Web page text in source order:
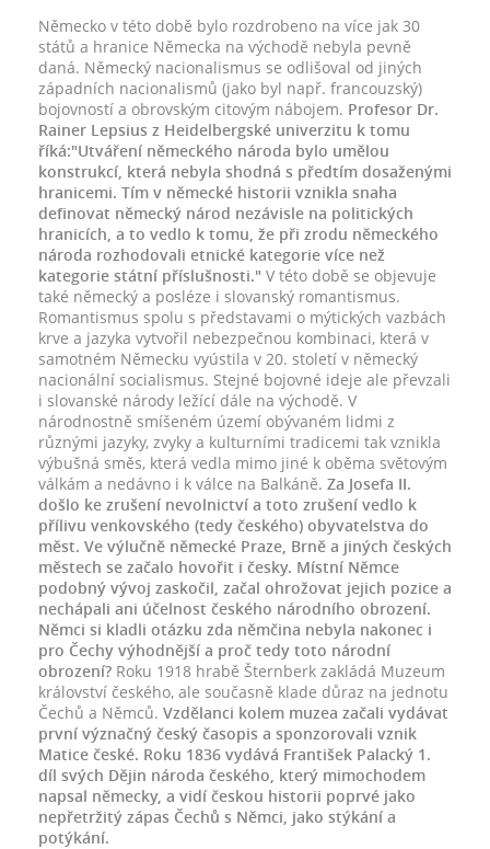
Německo v této době bylo rozdrobeno na více jak 30
států a hranice Německa na východě nebyla pevně
daná. Německý nacionalismus se odlišoval od jiných
západních nacionalismů (jako byl např. francouzský)
bojovností a obrovským citovým nábojem. Profesor Dr.
Rainer Lepsius z Heidelbergské univerzitu k tomu
říká:"Utváření německého národa bylo umělou
konstrukcí, která nebyla shodná s předtím dosaženými
hranicemi. Tím v německé historii vznikla snaha
definovat německý národ nezávisle na politických
hranicích, a to vedlo k tomu, že při zrodu německého
národa rozhodovali etnické kategorie více než
kategorie státní příslušnosti." V této době se objevuje
také německý a posléze i slovanský romantismus.
Romantismus spolu s představami o mýtických vazbách
krve a jazyka vytvořil nebezpečnou kombinaci, která v
samotném Německu vyústila v 20. století v německý
nacionální socialismus. Stejné bojovné ideje ale převzali
i slovanské národy ležící dále na východě. V
národnostně smíšeném území obývaném lidmi z
různými jazyky, zvyky a kulturními tradicemi tak vznikla
výbušná směs, která vedla mimo jiné k oběma světovým
válkám a nedávno i k válce na Balkáně. Za Josefa II.
došlo ke zrušení nevolnictví a toto zrušení vedlo k
přílivu venkovského (tedy českého) obyvatelstva do
měst. Ve výlučně německé Praze, Brně a jiných českých
městech se začalo hovořit i česky. Místní Němce
podobný vývoj zaskočil, začal ohrožovat jejich pozice a
nechápali ani účelnost českého národního obrození.
Němci si kladli otázku zda němčina nebyla nakonec i
pro Čechy výhodnější a proč tedy toto národní
obrození? Roku 1918 hrabě Šternberk zakládá Muzeum
království českého, ale současně klade důraz na jednotu
Čechů a Němců. Vzdělanci kolem muzea začali vydávat
první význačný český časopis a sponzorovali vznik
Matice české. Roku 1836 vydává František Palacký 1.
díl svých Dějin národa českého, který mimochodem
napsal německy, a vidí českou historii poprvé jako
nepřetržitý zápas Čechů s Němci, jako stýkání a
potýkání.